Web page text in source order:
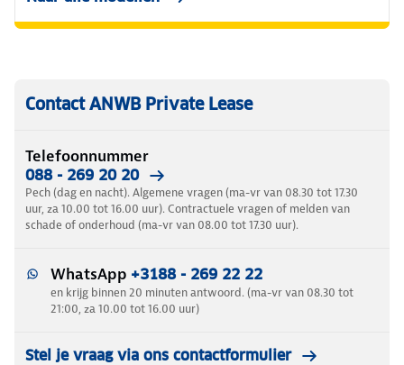
Contact ANWB Private Lease
Telefoonnummer
088 - 269 20 20
Pech (dag en nacht). Algemene vragen (ma-vr van 08.30 tot 17.30
uur, za 10.00 tot 16.00 uur). Contractuele vragen of melden van
schade of onderhoud (ma-vr van 08.00 tot 17.30 uur).
WhatsApp +3188 - 269 22 22
en krijg binnen 20 minuten antwoord. (ma-vr van 08.30 tot
21:00, za 10.00 tot 16.00 uur)
Stel je vraag via ons contactformulier